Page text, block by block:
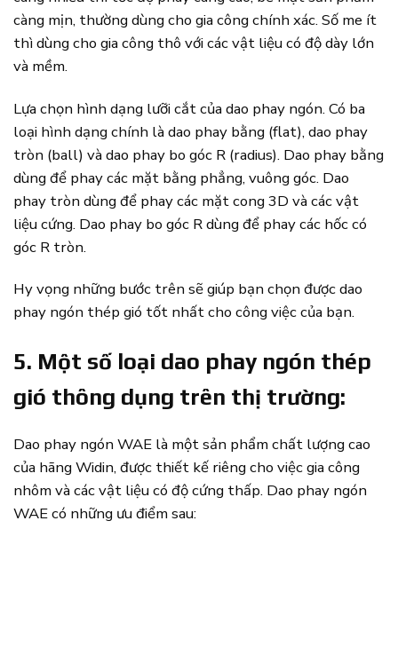
càng mịn, thường dùng cho gia công chính xác. Số me ít
thì dùng cho gia công thô với các vật liệu có độ dày lớn
và mềm.
Lựa chọn hình dạng lưỡi cắt của dao phay ngón. Có ba
loại hình dạng chính là dao phay bằng (flat), dao phay
tròn (ball) và dao phay bo góc R (radius). Dao phay bằng
dùng để phay các mặt bằng phẳng, vuông góc. Dao
phay tròn dùng để phay các mặt cong 3D và các vật
liệu cứng. Dao phay bo góc R dùng để phay các hốc có
góc R tròn.
Hy vọng những bước trên sẽ giúp bạn chọn được dao
phay ngón thép gió tốt nhất cho công việc của bạn.
5. Một số loại dao phay ngón thép
gió thông dụng trên thị trường:
Dao phay ngón WAE là một sản phẩm chất lượng cao
của hãng Widin, được thiết kế riêng cho việc gia công
nhôm và các vật liệu có độ cứng thấp. Dao phay ngón
WAE có những ưu điểm sau: